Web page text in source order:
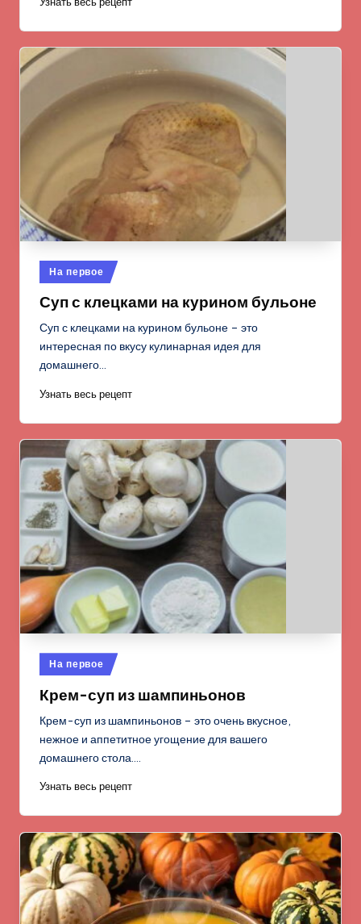
Опубликовано
в
На первое
Суп с клецками на курином бульоне
Суп с клецками на курином бульоне – это
интересная по вкусу кулинарная идея для
домашнего…
Узнать весь рецепт
Опубликовано
в
На первое
Крем-суп из шампиньонов
Крем-суп из шампиньонов – это очень вкусное,
нежное и аппетитное угощение для вашего
домашнего стола.…
Узнать весь рецепт